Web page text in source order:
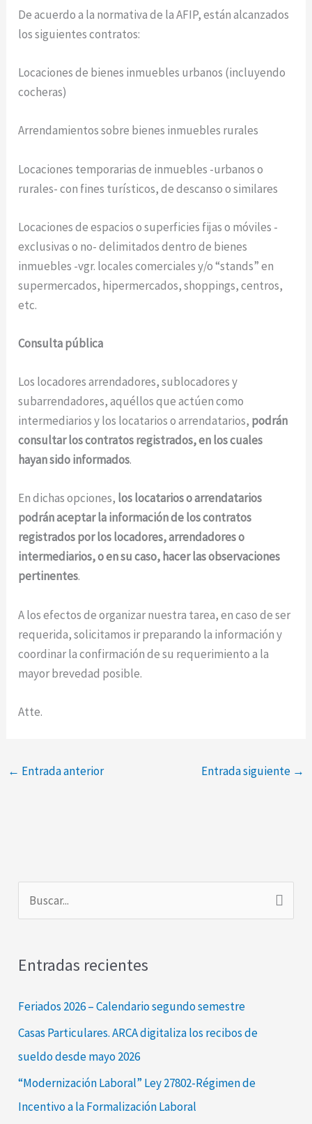
De acuerdo a la normativa de la AFIP, están alcanzados
los siguientes contratos:
Locaciones de bienes inmuebles urbanos (incluyendo
cocheras)
Arrendamientos sobre bienes inmuebles rurales
Locaciones temporarias de inmuebles -urbanos o
rurales- con fines turísticos, de descanso o similares
Locaciones de espacios o superficies fijas o móviles -
exclusivas o no- delimitados dentro de bienes
inmuebles -vgr. locales comerciales y/o “stands” en
supermercados, hipermercados, shoppings, centros,
etc.
Consulta pública
Los locadores arrendadores, sublocadores y
subarrendadores, aquéllos que actúen como
intermediarios y los locatarios o arrendatarios, podrán
consultar los contratos registrados, en los cuales
hayan sido informados.
En dichas opciones, los locatarios o arrendatarios
podrán aceptar la información de los contratos
registrados por los locadores, arrendadores o
intermediarios, o en su caso, hacer las observaciones
pertinentes.
A los efectos de organizar nuestra tarea, en caso de ser
requerida, solicitamos ir preparando la información y
coordinar la confirmación de su requerimiento a la
mayor brevedad posible.
Atte.
← Entrada anterior Entrada siguiente →
c
a
Entradas recientes
Feriados 2026 – Calendario segundo semestre
Casas Particulares. ARCA digitaliza los recibos de
sueldo desde mayo 2026
“Modernización Laboral” Ley 27802-Régimen de
Incentivo a la Formalización Laboral